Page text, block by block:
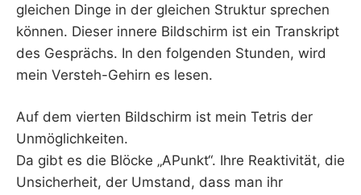
gleichen Dinge in der gleichen Struktur sprechen
können. Dieser innere Bildschirm ist ein Transkript
des Gesprächs. In den folgenden Stunden, wird
mein Versteh-Gehirn es lesen.
Auf dem vierten Bildschirm ist mein Tetris der
Unmöglichkeiten.
Da gibt es die Blöcke „APunkt“. Ihre Reaktivität, die
Unsicherheit, der Umstand, dass man ihr